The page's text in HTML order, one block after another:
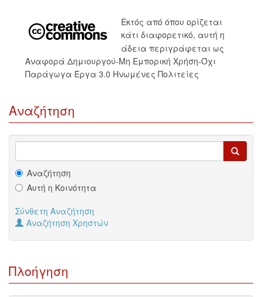
Εκτός από όπου ορίζεται
κάτι διαφορετικό, αυτή η
άδεια περιγράφεται ως
Αναφορά Δημιουργού-Μη Εμπορική Χρήση-Όχι
Παράγωγα Έργα 3.0 Ηνωμένες Πολιτείες
Αναζήτηση
Αναζήτηση
Αυτή η Κοινότητα
Σύνθετη Αναζήτηση
Αναζήτηση Χρηστών
Πλοήγηση